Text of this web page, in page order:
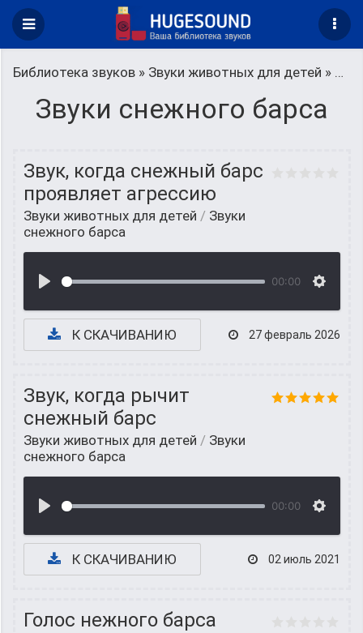
Библиотека звуков » Звуки животных для детей » Звуки снежного барса
Звуки снежного барса
Звук, когда снежный барс
проявляет агрессию
Звуки животных для детей / Звуки
снежного барса
00:00
К СКАЧИВАНИЮ 27 февраль 2026
Звук, когда рычит
снежный барс
Звуки животных для детей / Звуки
снежного барса
00:00
К СКАЧИВАНИЮ 02 июль 2021
Голос нежного барса